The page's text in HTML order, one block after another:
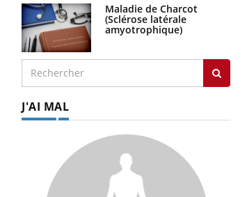
Maladie de Charcot
(Sclérose latérale
amyotrophique)
J'AI MAL